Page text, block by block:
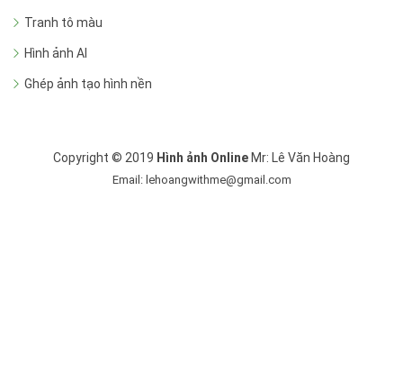
Tranh tô màu
Hình ảnh AI
Ghép ảnh tạo hình nền
Copyright © 2019 Hình ảnh OnlineMr: Lê Văn Hoàng
Email: lehoangwithme@gmail.com